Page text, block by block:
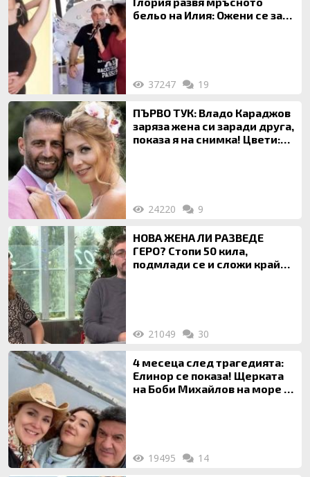
бельо на Илия: Ожени се за
37247 19
ПЪРВО ТУК: Владо Караджов
заряза жена си заради друга,
показа я на снимка! Цвети:
24220 9
НОВА ЖЕНА ЛИ РАЗВЕДЕ
ГЕРО? Стопи 50 кила,
подмлади се и сложи край
21049 30
4 месеца след трагедията:
Елинор се показа! Щерката
на Боби Михайлов на море с
19495 14